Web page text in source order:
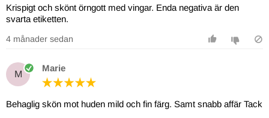
Krispigt och skönt örngott med vingar. Enda negativa är den
svarta etiketten.
4 månader sedan
M
Marie
Behaglig skön mot huden mild och fin färg. Samt snabb affär Tack